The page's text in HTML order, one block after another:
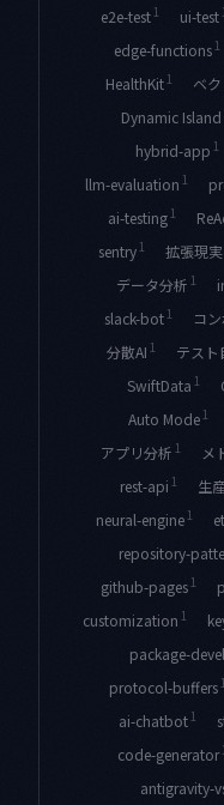
e2e-test 1 ui-test 1
edge-functions 1
HealthKit 1 ベ
Dynamic Island
hybrid-app 1
llm-evaluation 1
ai-testing 1
sentry 1 拡張現実
データ分析 1
slack-bot 1 コ
分散AI 1 テスト
SwiftData 1
Auto Mode 1
アプリ分析 1 メ
rest-api 1 生
neural-engine 1
repository-
github-pages 1
customization 1
package-
protocol-buffers 1
ai-chatbot 1
code-generator 1
antigravity-